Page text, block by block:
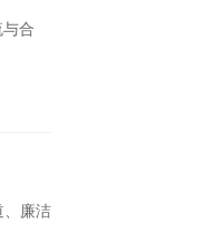
合
廉洁